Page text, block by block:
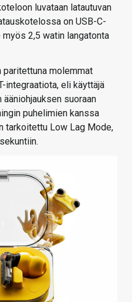
luvataan latautuvan
on USB-C-
2,5 watin langatonta
paritettuna molemmat
integraatiota, eli käyttäjä
suoraan
puhelimien kanssa
tarkoitettu Low Lag Mode,